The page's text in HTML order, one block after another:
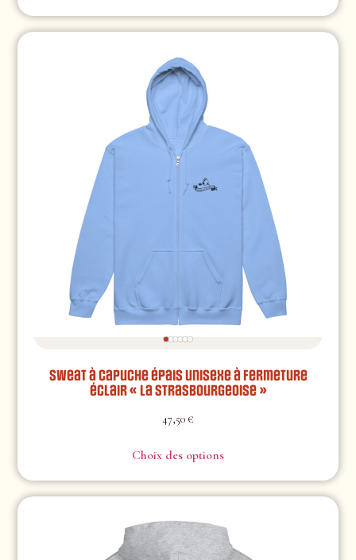
Sweat à capuche épais unisexe à fermeture
éclair « La Strasbourgeoise »
47,50€
Choix des options